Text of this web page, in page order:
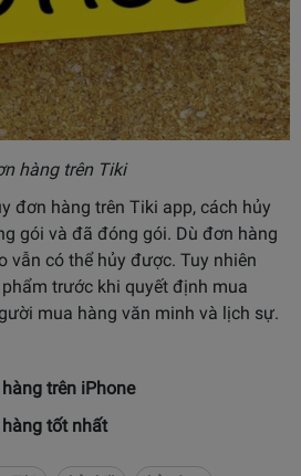
hàng trên Tiki
đơn hàng trên Tiki app, cách hủy
gói và đã đóng gói. Dù đơn hàng
vẫn có thể hủy được. Tuy nhiên
trước khi quyết định mua
mua hàng văn minh và lịch sự.
trên iPhone
tốt nhất